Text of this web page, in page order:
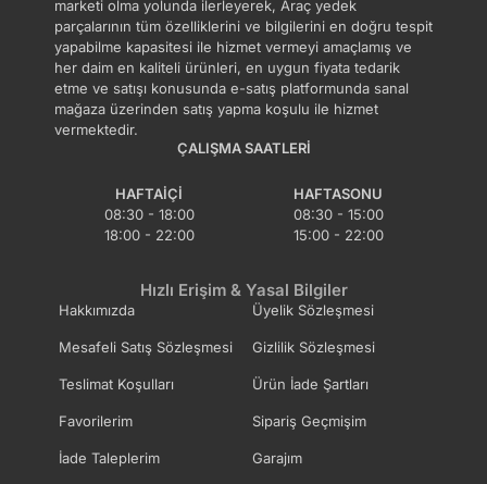
marketi olma yolunda ilerleyerek, Araç yedek
parçalarının tüm özelliklerini ve bilgilerini en doğru tespit
yapabilme kapasitesi ile hizmet vermeyi amaçlamış ve
her daim en kaliteli ürünleri, en uygun fiyata tedarik
etme ve satışı konusunda e-satış platformunda sanal
mağaza üzerinden satış yapma koşulu ile hizmet
vermektedir.
ÇALIŞMA SAATLERI
HAFTAIÇI
08:30 - 18:00
18:00 - 22:00
HAFTASONU
08:30 - 15:00
15:00 - 22:00
Hızlı Erişim & Yasal Bilgiler
Hakkımızda Üyelik Sözleşmesi
Mesafeli Satış Sözleşmesi Gizlilik Sözleşmesi
Teslimat Koşulları Ürün İade Şartları
Favorilerim Sipariş Geçmişim
İade Taleplerim Garajım